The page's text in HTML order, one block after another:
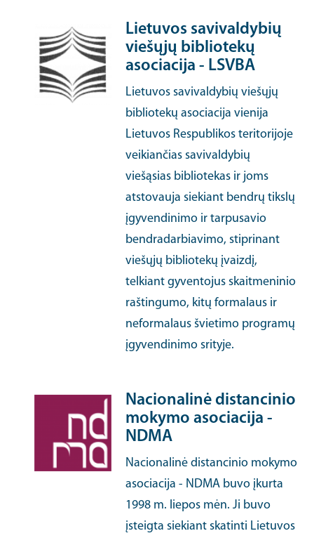
Lietuvos savivaldybių
viešųjų bibliotekų
asociacija - LSVBA
Lietuvos savivaldybių viešųjų
bibliotekų asociacija vienija
Lietuvos Respublikos teritorijoje
veikiančias savivaldybių
viešąsias bibliotekas ir joms
atstovauja siekiant bendrų tikslų
įgyvendinimo ir tarpusavio
bendradarbiavimo, stiprinant
viešųjų bibliotekų įvaizdį,
telkiant gyventojus skaitmeninio
raštingumo, kitų formalaus ir
neformalaus švietimo programų
įgyvendinimo srityje.
Nacionalinė distancinio
mokymo asociacija -
NDMA
Nacionalinė distancinio mokymo
asociacija - NDMA buvo įkurta
1998 m. liepos mėn. Ji buvo
įsteigta siekiant skatinti Lietuvos